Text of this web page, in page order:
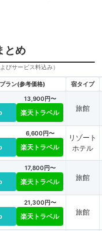
とめ
びサービス料込み）
ラン(参考価格) 宿タイプ
13,900円〜
楽天トラベル 旅館
6,600円〜
楽天トラベル
リゾート
ホテル
17,800円〜
楽天トラベル 旅館
21,300円〜
楽天トラベル 旅館